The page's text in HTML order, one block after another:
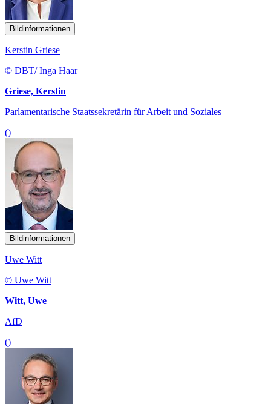
Bildinformationen
Kerstin Griese
© DBT/ Inga Haar
Griese, Kerstin
Parlamentarische Staatssekretärin für Arbeit und Soziales
()
Bildinformationen
Uwe Witt
© Uwe Witt
Witt, Uwe
AfD
()